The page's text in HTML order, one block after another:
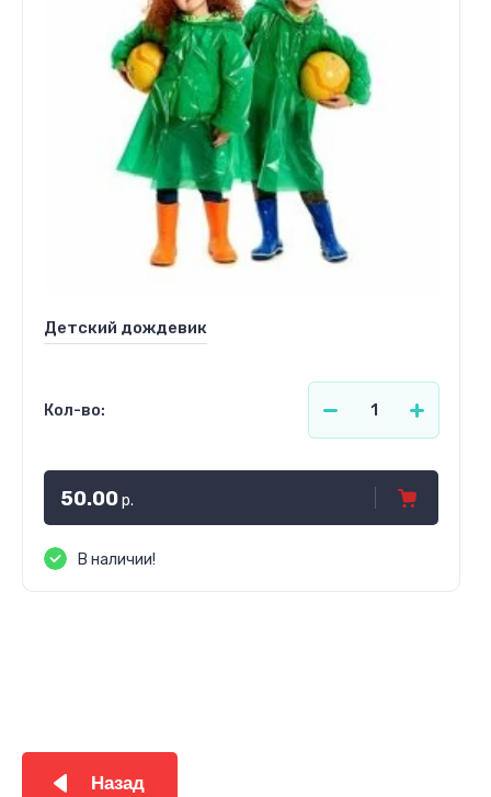
Детский дождевик
Кол-во:
50.00р.
В наличии!
Назад